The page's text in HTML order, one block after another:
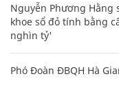
Nguyễn Phương
khoe sổ đỏ tính bằng
nghìn tỷ'
Phó Đoàn ĐBQH Hà